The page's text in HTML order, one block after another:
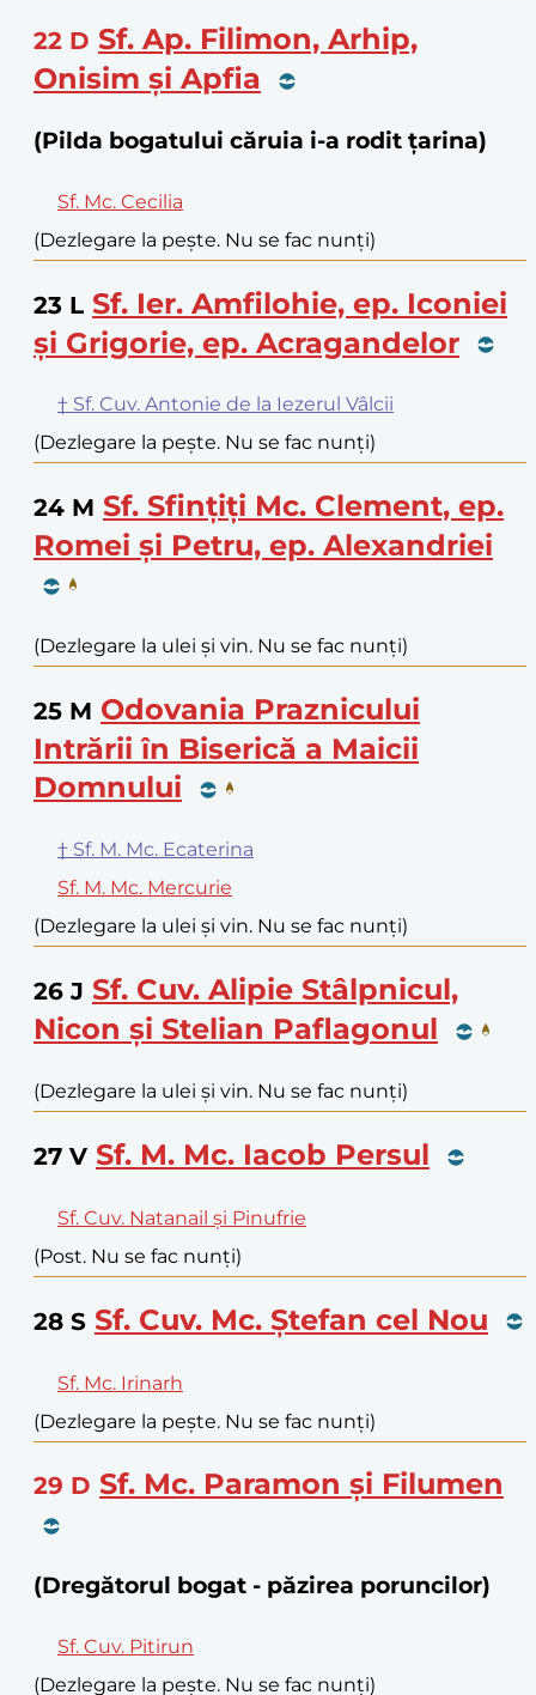
22 D Sf. Ap. Filimon, Arhip,
Onisim și Apfia
(Pilda bogatului căruia i-a rodit țarina)
Sf. Mc. Cecilia
(Dezlegare la pește. Nu se fac nunți)
23 L Sf. Ier. Amfilohie, ep. Iconiei
și Grigorie, ep. Acragandelor
† Sf. Cuv. Antonie de la Iezerul Vâlcii
(Dezlegare la pește. Nu se fac nunți)
24 M Sf. Sfințiți Mc. Clement, ep.
Romei și Petru, ep. Alexandriei
(Dezlegare la ulei și vin. Nu se fac nunți)
25 M Odovania Praznicului
Intrării în Biserică a Maicii
Domnului
† Sf. M. Mc. Ecaterina
Sf. M. Mc. Mercurie
(Dezlegare la ulei și vin. Nu se fac nunți)
26 J Sf. Cuv. Alipie Stâlpnicul,
Nicon și Stelian Paflagonul
(Dezlegare la ulei și vin. Nu se fac nunți)
27 V Sf. M. Mc. Iacob Persul
Sf. Cuv. Natanail și Pinufrie
(Post. Nu se fac nunți)
28 S Sf. Cuv. Mc. Ștefan cel Nou
Sf. Mc. Irinarh
(Dezlegare la pește. Nu se fac nunți)
29 D Sf. Mc. Paramon și Filumen
(Dregătorul bogat - păzirea poruncilor)
Sf. Cuv. Pitirun
(Dezlegare la pește. Nu se fac nunți)